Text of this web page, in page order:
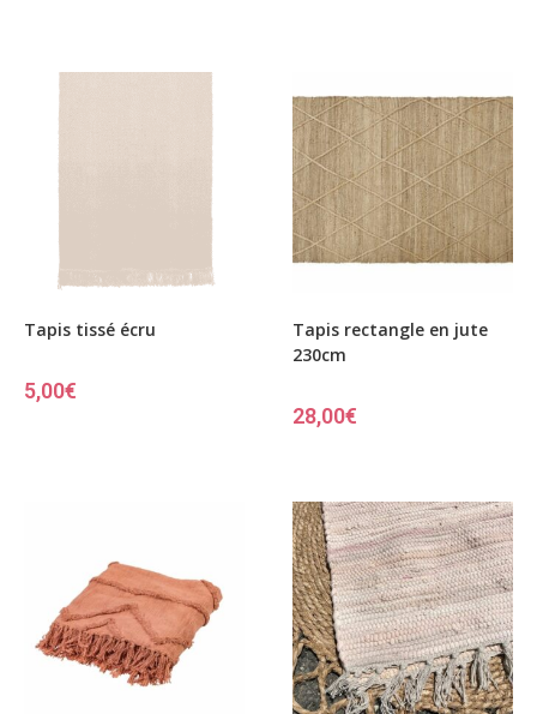
Tapis tissé écru
5,00€
Tapis rectangle en jute
230cm
28,00€